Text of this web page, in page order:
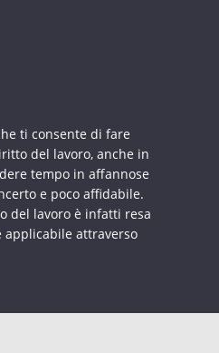
ti consente di fare
del lavoro, anche in
tempo in affannose
e poco affidabile.
del lavoro è infatti resa
attraverso